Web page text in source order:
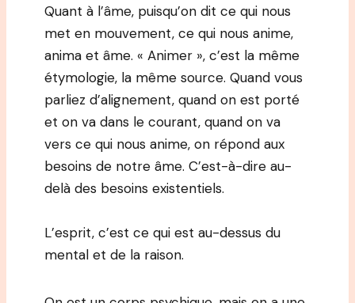
Quant à l’âme, puisqu’on dit ce qui nous
met en mouvement, ce qui nous anime,
anima et âme. « Animer », c’est la même
étymologie, la même source. Quand vous
parliez d’alignement, quand on est porté
et on va dans le courant, quand on va
vers ce qui nous anime, on répond aux
besoins de notre âme. C’est-à-dire au-
delà des besoins existentiels.
L’esprit, c’est ce qui est au-dessus du
mental et de la raison.